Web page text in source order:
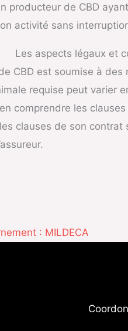
producteur de CBD
activité sans
Les aspects légaux et
CBD est soumise à
requise peut varier
comprendre les
clauses de son contrat
: MILDECA